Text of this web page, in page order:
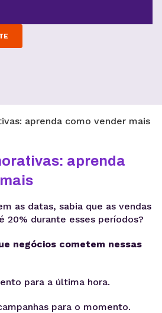
aprenda
as datas, sabia que as vendas
20% durante esses períodos?
negócios cometem nessas
para a última hora.
para o momento.